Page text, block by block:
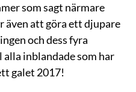
som sagt närmare
även att göra ett djupare
och dess fyra
inblandade som har
galet 2017!